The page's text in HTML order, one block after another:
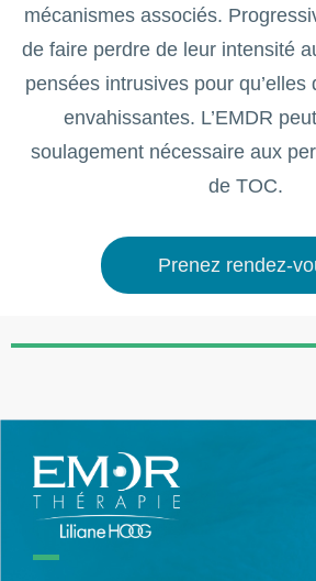
mécanismes associés.
de faire perdre de leur intensité
pensées intrusives pour
envahissantes. L’EMDR
soulagement nécessaire aux
de TOC.
Prenez rendez-